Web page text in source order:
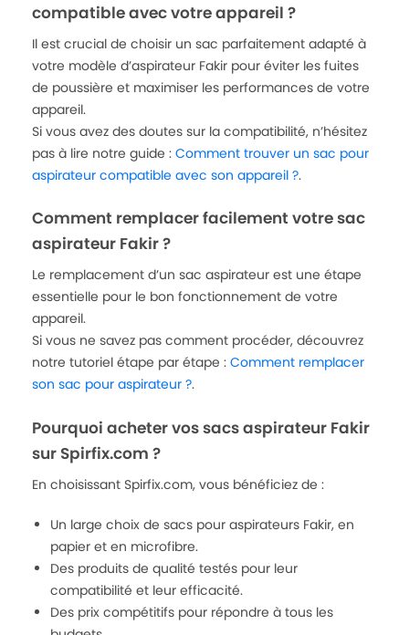
compatible avec votre appareil ?
Il est crucial de choisir un sac parfaitement adapté à
votre modèle d’aspirateur Fakir pour éviter les fuites
de poussière et maximiser les performances de votre
appareil.
Si vous avez des doutes sur la compatibilité, n’hésitez
pas à lire notre guide : Comment trouver un sac pour
aspirateur compatible avec son appareil ?.
Comment remplacer facilement votre sac
aspirateur Fakir ?
Le remplacement d’un sac aspirateur est une étape
essentielle pour le bon fonctionnement de votre
appareil.
Si vous ne savez pas comment procéder, découvrez
notre tutoriel étape par étape : Comment remplacer
son sac pour aspirateur ?.
Pourquoi acheter vos sacs aspirateur Fakir
sur Spirfix.com ?
En choisissant Spirfix.com, vous bénéficiez de :
Un large choix de sacs pour aspirateurs Fakir, en
papier et en microfibre.
Des produits de qualité testés pour leur
compatibilité et leur efficacité.
Des prix compétitifs pour répondre à tous les